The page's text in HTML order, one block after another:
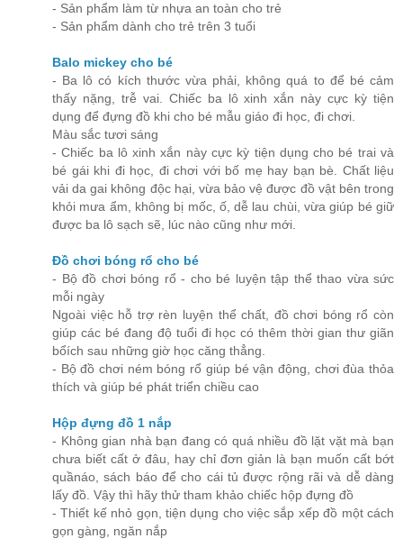
- Sản phẩm làm từ nhựa an toàn cho trẻ
- Sản phẩm dành cho trẻ trên 3 tuổi
Balo mickey cho bé
- Ba lô có kích thước vừa phải, không quá to để bé cảm
thấy nặng, trễ vai. Chiếc ba lô xinh xắn này cực kỳ tiện
dụng để đựng đồ khi cho bé mẫu giáo đi học, đi chơi.
Màu sắc tươi sáng
- Chiếc ba lô xinh xắn này cực kỳ tiện dụng cho bé trai và
bé gái khi đi học, đi chơi với bố mẹ hay bạn bè. Chất liệu
vải da gai không độc hại, vừa bảo vệ được đồ vật bên trong
khỏi mưa ẩm, không bị mốc, ố, dễ lau chùi, vừa giúp bé giữ
được ba lô sạch sẽ, lúc nào cũng như mới.
Đồ chơi bóng rổ cho bé
- Bộ đồ chơi bóng rổ - cho bé luyện tập thể thao vừa sức
mỗi ngày
Ngoài việc hỗ trợ rèn luyện thể chất, đồ chơi bóng rổ còn
giúp các bé đang độ tuổi đi học có thêm thời gian thư giãn
bổích sau những giờ học căng thẳng.
- Bộ đồ chơi ném bóng rổ giúp bé vận động, chơi đùa thỏa
thích và giúp bé phát triển chiều cao
Hộp đựng đồ 1 nắp
- Không gian nhà bạn đang có quá nhiều đồ lặt vặt mà bạn
chưa biết cất ở đâu, hay chỉ đơn giản là bạn muốn cất bớt
quầnáo, sách báo để cho cái tủ được rộng rãi và dễ dàng
lấy đồ. Vậy thì hãy thử tham khảo chiếc hộp đựng đồ
- Thiết kế nhỏ gọn, tiện dụng cho việc sắp xếp đồ một cách
gọn gàng, ngăn nắp